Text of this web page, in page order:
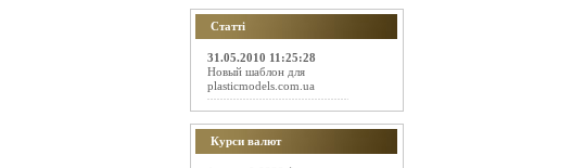
Статті
31.05.2010 11:25:28
Новый шаблон для
plasticmodels.com.ua
Курси валют